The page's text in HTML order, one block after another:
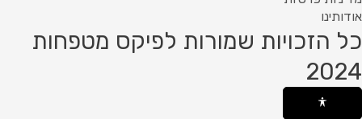
אודותינו
כל הזכויות שמורות לפיקס מטפחות
2024